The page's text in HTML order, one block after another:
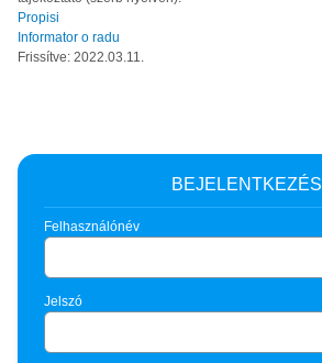
Propisi
Informator o radu
Frissítve: 2022.03.11.
BEJELENTKEZÉS
Felhasználónév
Jelszó